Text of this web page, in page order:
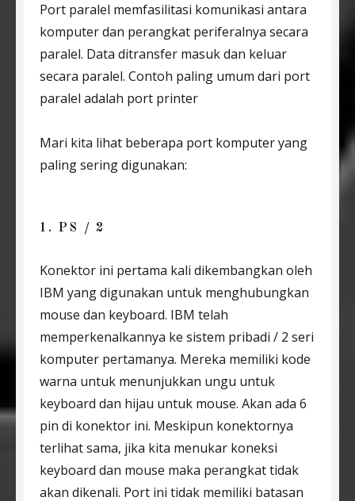
Port paralel memfasilitasi komunikasi antara
komputer dan perangkat periferalnya secara
paralel. Data ditransfer masuk dan keluar
secara paralel. Contoh paling umum dari port
paralel adalah port printer
Mari kita lihat beberapa port komputer yang
paling sering digunakan:
1. PS / 2
Konektor ini pertama kali dikembangkan oleh
IBM yang digunakan untuk menghubungkan
mouse dan keyboard. IBM telah
memperkenalkannya ke sistem pribadi / 2 seri
komputer pertamanya. Mereka memiliki kode
warna untuk menunjukkan ungu untuk
keyboard dan hijau untuk mouse. Akan ada 6
pin di konektor ini. Meskipun konektornya
terlihat sama, jika kita menukar koneksi
keyboard dan mouse maka perangkat tidak
akan dikenali. Port ini tidak memiliki batasan